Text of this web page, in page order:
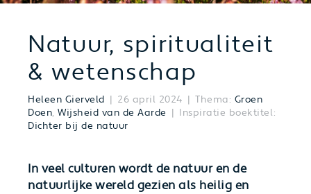
Natuur, spiritualiteit
& wetenschap
Heleen Gierveld 26 april 2024 Thema: Groen
Doen,Wijsheid van de Aarde
Inspiratie boektitel:
Dichter bij de natuur
In veel culturen wordt de natuur en de
natuurlijke wereld gezien als heilig en